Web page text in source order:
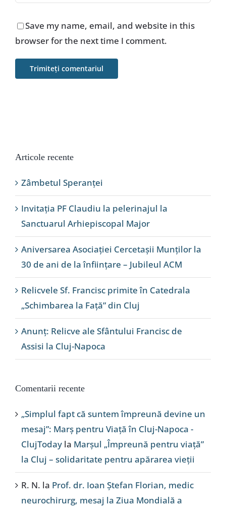
Save my name, email, and website in this
browser for the next time I comment.
Articole recente
Zâmbetul Speranței
Invitația PF Claudiu la pelerinajul la
Sanctuarul Arhiepiscopal Major
Aniversarea Asociației Cercetașii Munților la
30 de ani de la înființare – Jubileul ACM
Relicvele Sf. Francisc primite în Catedrala
„Schimbarea la Față” din Cluj
Anunț: Relicve ale Sfântului Francisc de
Assisi la Cluj-Napoca
Comentarii recente
„Simplul fapt că suntem împreună devine un
mesaj”: Marș pentru Viață în Cluj-Napoca -
ClujToday la Marșul „Împreună pentru viață”
la Cluj – solidaritate pentru apărarea vieții
R. N. la Prof. dr. Ioan Ștefan Florian, medic
neurochirurg, mesaj la Ziua Mondială a